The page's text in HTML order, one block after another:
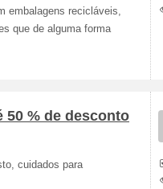
embalagens recicláveis,
que de alguma forma
50 % de desconto
cuidados para